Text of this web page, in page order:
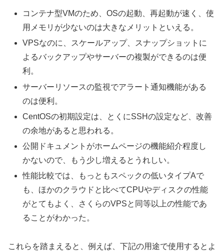
コンテナ型VMのため、OSの起動、再起動が速く、使
用メモリが少ないのは大きなメリットといえる。
VPSなのに、スケールアップ、スナップショットに
よるバックアップやサーバーの複製ができるのは便
利。
サーバーリソースの監視でアラート通知機能がある
のは便利。
CentOSの初期設定は、とくにSSHの設定など、改善
の余地があると思われる。
公開ドキュメントがホームページの機能紹介程度し
かないので、もう少し増えるとうれしい。
性能比較では、もっともスペックの低いタイプAで
も、ほかのクラウドと比べてCPUやディスクの性能
がとてもよく、さくらのVPSと同等以上の性能であ
ることがわかった。
これらを踏まえると、例えば、下記の用途で使用するとよ